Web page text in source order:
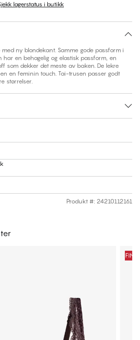
på dette produktet
lagerstatus i butikk
med ny blondekant. Samme gode passform i
har en behagelig og elastisk passform, en
som dekker det meste av baken. De lekre
en feminin touch. Tai-trusen passer godt
størrelser.
Produkt #: 24210112161